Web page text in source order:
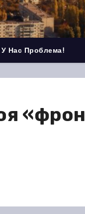
У Нас Проблема!